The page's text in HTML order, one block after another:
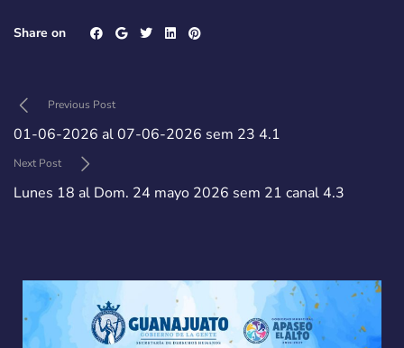
Share on
Previous Post
01-06-2026 al 07-06-2026 sem 23 4.1
Next Post
Lunes 18 al Dom. 24 mayo 2026 sem 21 canal 4.3